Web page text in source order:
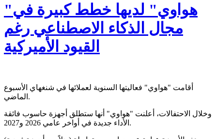
"هواوي" لديها خطط كبيرة في
مجال الذكاء الاصطناعي رغم
القيود الأميركية
أقامت "هواوي" فعاليتها السنوية لعملائها في شنغهاي الأسبوع
الماضي.
وخلال الاحتفالات، أعلنت "هواوي" أنها ستطلق أجهزة حاسوب فائقة
الأداء جديدة في أواخر عامي 2026 و2027.